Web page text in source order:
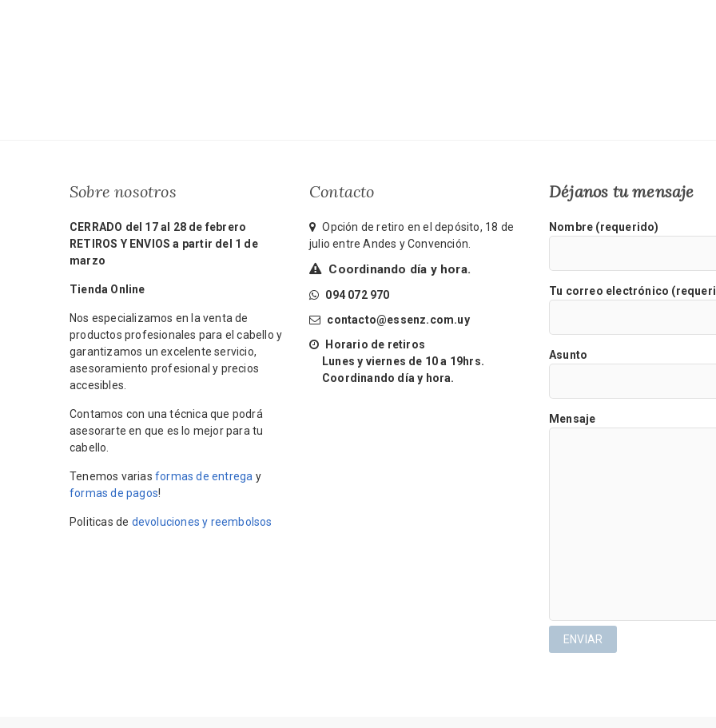
Sobre nosotros
CERRADO del 17 al 28 de febrero
RETIROS Y ENVIOS a partir del 1 de
marzo
Tienda Online
Nos especializamos en la venta de
productos profesionales para el cabello y
garantizamos un excelente servicio,
asesoramiento profesional y precios
accesibles.
Contamos con una técnica que podrá
asesorarte en que es lo mejor para tu
cabello.
Tenemos varias formas de entrega y
formas de pagos!
Politicas de devoluciones y reembolsos
Contacto
Opción de retiro en el depósito, 18 de
julio entre Andes y Convención.
Coordinando día y hora.
094 072 970
contacto@essenz.com.uy
Horario de retiros
Lunes y viernes de 10 a 19hrs.
Coordinando día y hora.
Déjanos tu mensaje
Nombre (requerido)
Tu correo electrónico
Asunto
Mensaje